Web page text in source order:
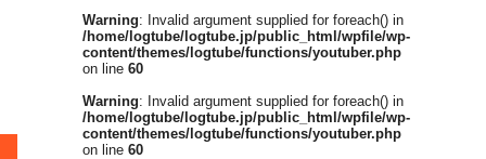
Warning: Invalid argument supplied for foreach() in
/home/logtube/logtube.jp/public_html/wpfile/wp-
content/themes/logtube/functions/youtuber.php
on line 60
Warning: Invalid argument supplied for foreach() in
/home/logtube/logtube.jp/public_html/wpfile/wp-
content/themes/logtube/functions/youtuber.php
on line 60